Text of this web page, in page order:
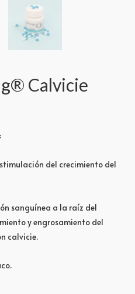
Calvicie
del crecimiento del
sanguínea a la raíz del
y engrosamiento del
calvicie.